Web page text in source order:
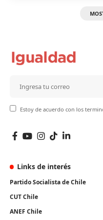
Estoy de acuerdo con los
Links de interés
Partido Socialista de Chile
CUT Chile
ANEF Chile